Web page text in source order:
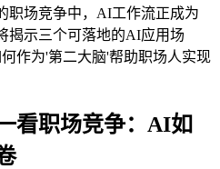
职场竞争中，AI工作流正成为
揭示三个可落地的AI应用场
作为'第二大脑'帮助职场人实现
看职场竞争：AI如